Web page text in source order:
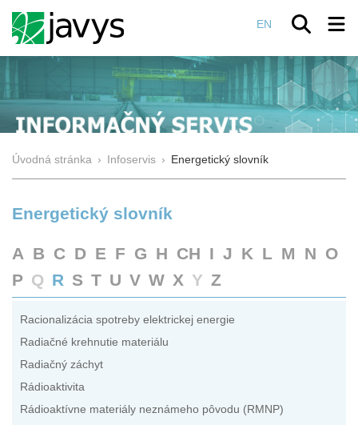
EN
Úvodná stránka › Infoservis › Energetický slovník
Energetický slovník
A B C D E F G H CH I J K L M N O
P Q R S T U V W X Y Z
Racionalizácia spotreby elektrickej energie
Radiačné krehnutie materiálu
Radiačný záchyt
Rádioaktivita
Rádioaktívne materiály neznámeho pôvodu (RMNP)